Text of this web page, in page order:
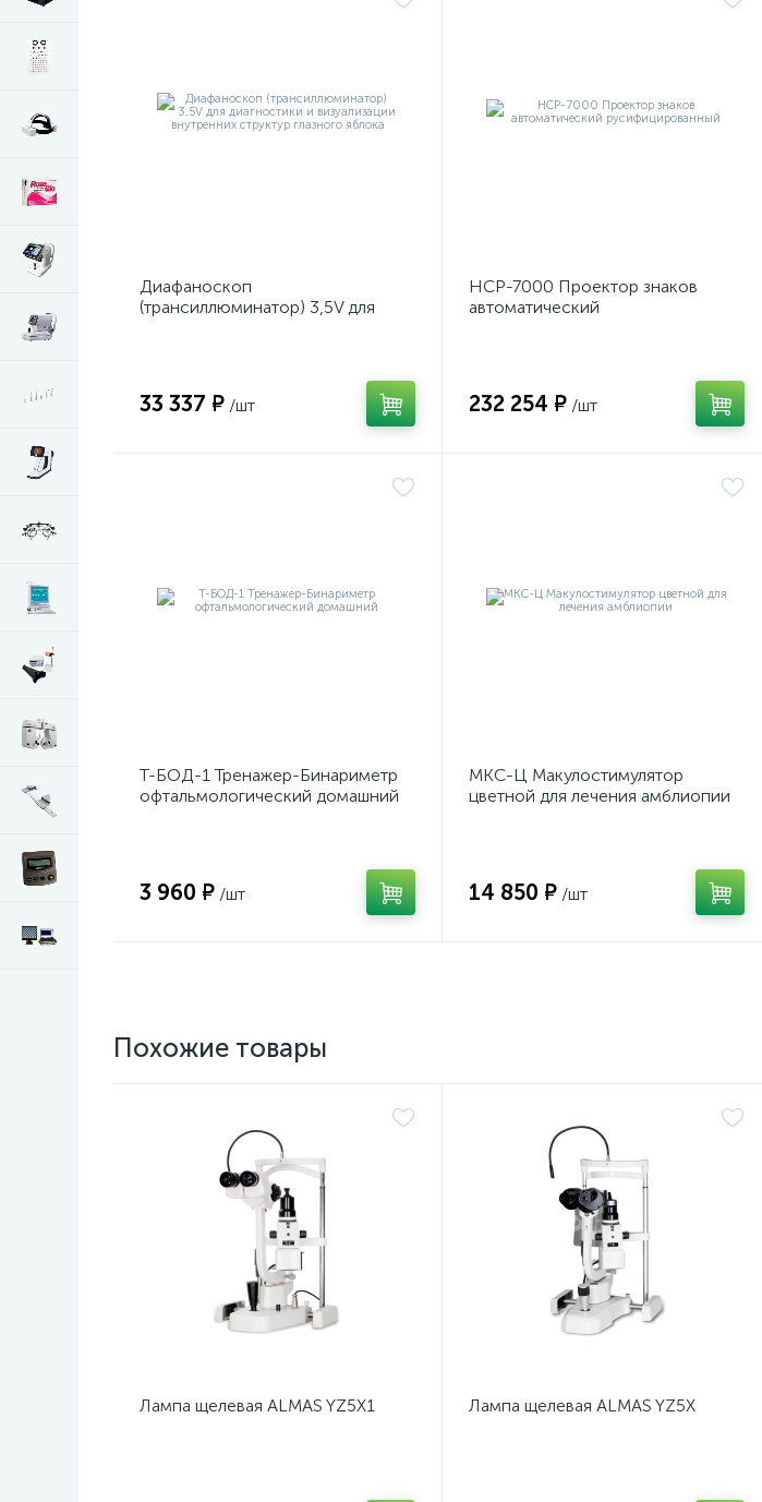
Диафаноскоп
(трансиллюминатор) 3,5V для
33 337 ₽ /шт
НСР-7000 Проектор знаков
автоматический
232 254 ₽ /шт
Т-БОД-1 Тренажер-Бинариметр
офтальмологический домашний
3 960 ₽ /шт
МКС-Ц Макулостимулятор
цветной для лечения амблиопии
14 850 ₽ /шт
Похожие товары
Лампа щелевая ALMAS YZ5X1 Лампа щелевая ALMAS YZ5X